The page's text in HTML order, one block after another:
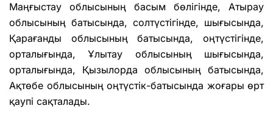
Маңғыстау облысының басым бөлігінде, Атырау
облысының батысында, солтүстігінде, шығысында,
Қарағанды облысының батысында, оңтүстігінде,
орталығында, Ұлытау облысының шығысында,
орталығында, Қызылорда облысының батысында,
Ақтөбе облысының оңтүстік-батысында жоғары өрт
қаупі сақталады.